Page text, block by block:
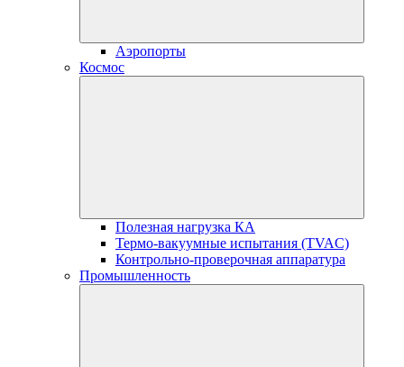
Аэропорты
Космос
Полезная нагрузка КА
Термо-вакуумные испытания (TVAC)
Контрольно-проверочная аппаратура
Промышленность